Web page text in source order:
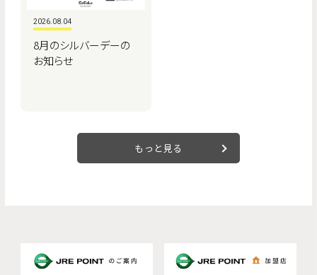
2026.08.04
8月のシルバーデーの
お知らせ
もっと見る